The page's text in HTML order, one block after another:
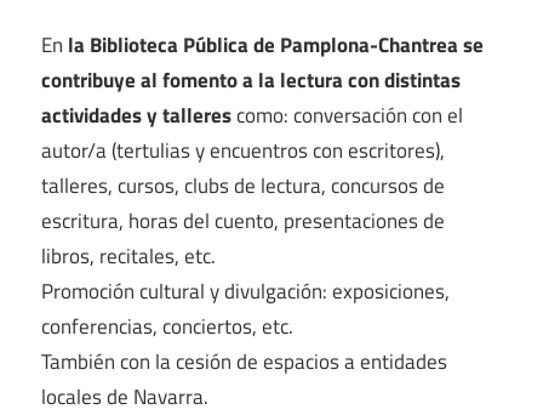
En la Biblioteca Pública de Pamplona-Chantrea se
contribuye al fomento a la lectura con distintas
actividades y tallerescomo: conversación con el
autor/a (tertulias y encuentros con escritores),
talleres, cursos, clubs de lectura, concursos de
escritura, horas del cuento, presentaciones de
libros, recitales, etc.
Promoción cultural y divulgación: exposiciones,
conferencias, conciertos, etc.
También con la cesión de espacios a entidades
locales de Navarra.